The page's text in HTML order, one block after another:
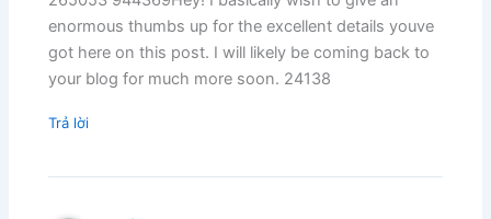
enormous thumbs up for the excellent details youve
got here on this post. I will likely be coming back to
your blog for much more soon. 24138
Trả lời